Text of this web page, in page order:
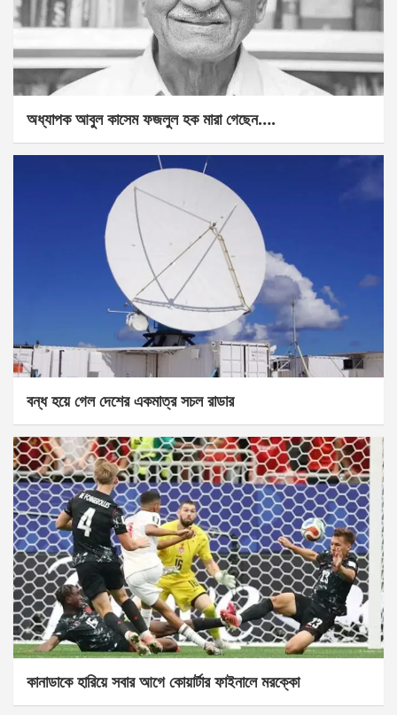
অধ্যাপক আবুল কাসেম ফজলুল হক মারা গেছেন….
বন্ধ হয়ে গেল দেশের একমাত্র সচল রাডার
কানাডাকে হারিয়ে সবার আগে কোয়ার্টার ফাইনালে মরক্কো